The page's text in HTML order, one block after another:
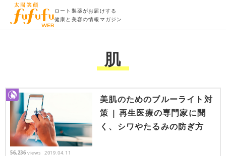
ロート製薬がお届けする
健康と美容の情報マガジン
肌
美肌のためのブルーライト対
策 | 再生医療の専門家に聞
く、シワやたるみの防ぎ方
56,236 views 2019.04.11